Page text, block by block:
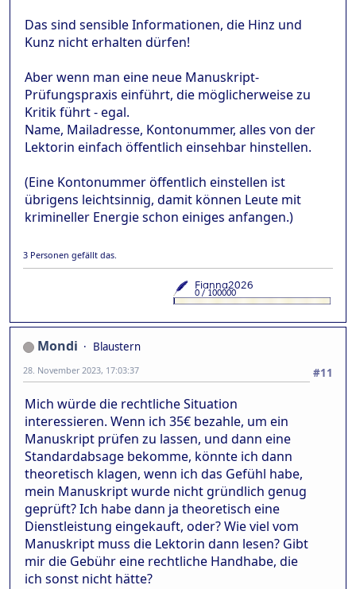
Das sind sensible Informationen, die Hinz und
Kunz nicht erhalten dürfen!
Aber wenn man eine neue Manuskript-
Prüfungspraxis einführt, die möglicherweise zu
Kritik führt - egal.
Name, Mailadresse, Kontonummer, alles von der
Lektorin einfach öffentlich einsehbar hinstellen.
(Eine Kontonummer öffentlich einstellen ist
übrigens leichtsinnig, damit können Leute mit
krimineller Energie schon einiges anfangen.)
3 Personen gefällt das.
Mondi
Blaustern
#11
28. November 2023, 17:03:37
Mich würde die rechtliche Situation
interessieren. Wenn ich 35€ bezahle, um ein
Manuskript prüfen zu lassen, und dann eine
Standardabsage bekomme, könnte ich dann
theoretisch klagen, wenn ich das Gefühl habe,
mein Manuskript wurde nicht gründlich genug
geprüft? Ich habe dann ja theoretisch eine
Dienstleistung eingekauft, oder? Wie viel vom
Manuskript muss die Lektorin dann lesen? Gibt
mir die Gebühr eine rechtliche Handhabe, die
ich sonst nicht hätte?